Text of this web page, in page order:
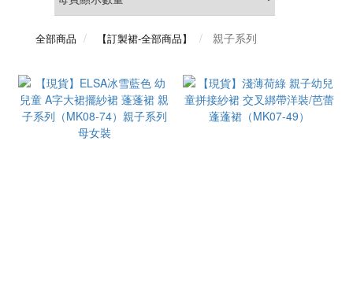
全部商品 【訂製裙-全部商品】 親子系列